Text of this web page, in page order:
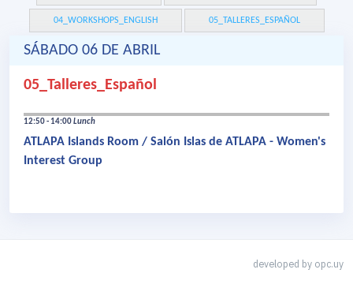
04_WORKSHOPS_ENGLISH 05_TALLERES_ESPAÑOL
SÁBADO 06 DE ABRIL
05_Talleres_Español
12:50 - 14:00Lunch
ATLAPA Islands Room / Salón Islas de ATLAPA - Women's
Interest Group
developed by opc.uy